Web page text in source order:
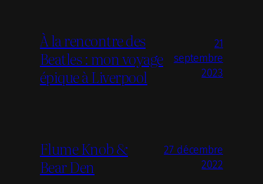
À la rencontre des
Beatles : mon voyage
épique à Liverpool
21
septembre
2023
Flume Knob &
Bear Den
27 décembre
2022